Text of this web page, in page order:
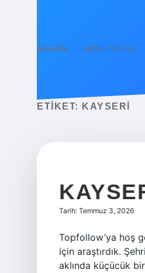
Anasayfa Gizlilik Politikası
ETIKET: KAYSERI
Tarih: Temmuz 3, 2026
Topfollow’ya hoş
için araştırdık.
aklında küçücük